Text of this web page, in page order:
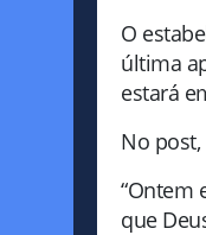
O
última
estará
No
“Ontem
que